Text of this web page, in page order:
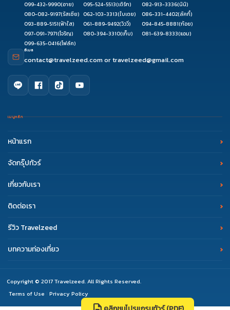
099-432-9990(อาย) 095-524-5513(เติร์ก) 082-913-3336(นินิ)
080-082-9197(รัสเซีย) 062-103-3313(ใบเตย) 086-331-4402(ลัคกี้)
093-889-5151(ฟ้าใส) 061-889-9492(วิววี่) 094-845-8881(ก้อย)
097-091-7971(โจริญ) 080-394-3310(เก็บ) 081-639-8333(แอม)
099-635-0416(โฟล์ค)
อีเมล
contact@travelzeed.comortravelzeed@gmail.com
เมนูหลัก
หน้าแรก
จัดกรุ๊ปทัวร์
เกี่ยวกับเรา
ติดต่อเรา
รีวิว Travelzeed
บทความท่องเที่ยว
Copyright © 2017 Travelzeed. All Rights Reserved.
Terms of Use
Privacy Policy